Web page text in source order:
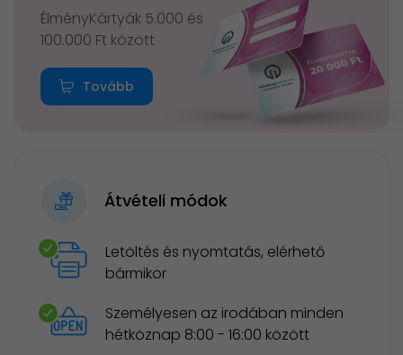
ÉlményKártyák 5.000 és
100.000 Ft között
Tovább
Átvételi módok
Letöltés és nyomtatás, elérhető
bármikor
Személyesen az irodában minden
hétköznap 8:00 - 16:00 között